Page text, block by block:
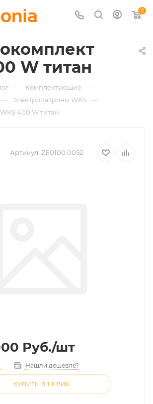
0
W титан
— Комплектующие —
— Электропатроны WKS —
400 W титан
Артикул: ZE0100 0052
Руб./шт
Нашли дешевле?
КУПИТЬ В 1 КЛИК